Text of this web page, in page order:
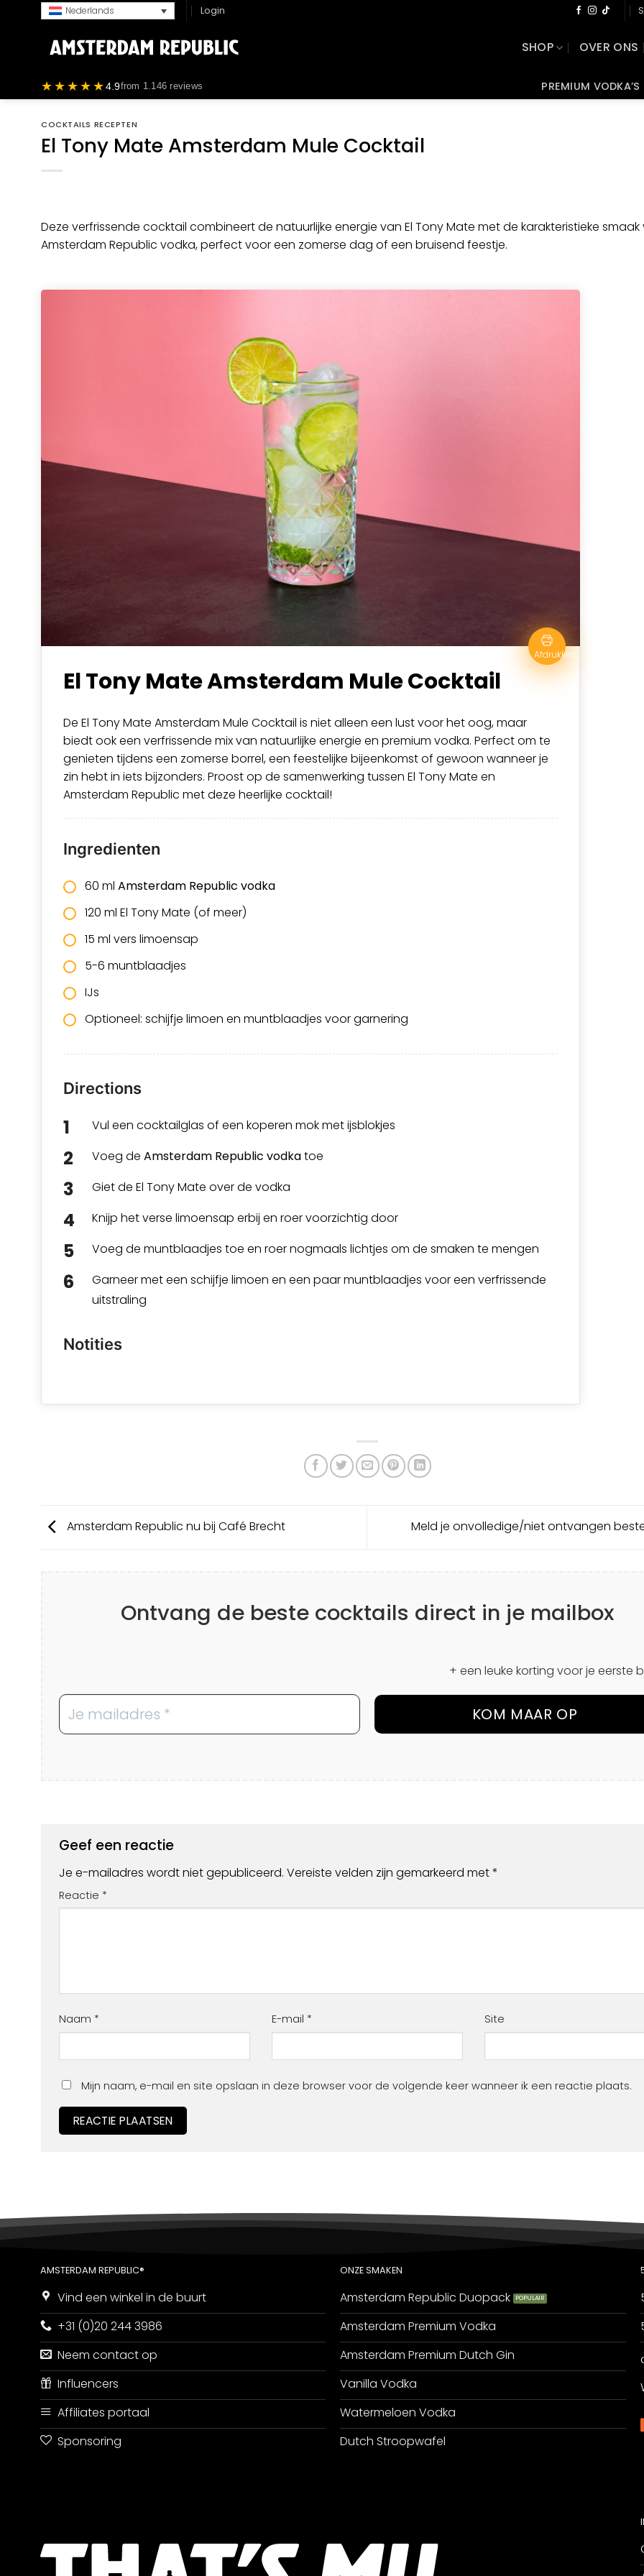
Nederlands Login
SHOP OVER ONS
★★★★★4.9from 1.146 reviews PREMIUM VODKA’S
COCKTAILS RECEPTEN
El Tony Mate Amsterdam Mule Cocktail
Deze verfrissende cocktail combineert de natuurlijke energie van El Tony Mate met de karakteristieke smaak
Amsterdam Republic vodka, perfect voor een zomerse dag of een bruisend feestje.
Afdrukken
El Tony Mate Amsterdam Mule Cocktail
De El Tony Mate Amsterdam Mule Cocktail is niet alleen een lust voor het oog, maar
biedt ook een verfrissende mix van natuurlijke energie en premium vodka. Perfect om te
genieten tijdens een zomerse borrel, een feestelijke bijeenkomst of gewoon wanneer je
zin hebt in iets bijzonders. Proost op de samenwerking tussen El Tony Mate en
Amsterdam Republic met deze heerlijke cocktail!
Ingredienten
60 ml Amsterdam Republic vodka
120 ml El Tony Mate (of meer)
15 ml vers limoensap
5-6 muntblaadjes
IJs
Optioneel: schijfje limoen en muntblaadjes voor garnering
Directions
Vul een cocktailglas of een koperen mok met ijsblokjes
Voeg de Amsterdam Republic vodkatoe
Giet de El Tony Mate over de vodka
Knijp het verse limoensap erbij en roer voorzichtig door
Voeg de muntblaadjes toe en roer nogmaals lichtjes om de smaken te mengen
Garneer met een schijfje limoen en een paar muntblaadjes voor een verfrissende
uitstraling
Notities
Amsterdam Republic nu bij Café Brecht Meld je onvolledige/niet ontvangen
Ontvang de beste cocktails direct in je mailbox
+ een leuke korting voor je eerste
Geef een reactie
Je e-mailadres wordt niet gepubliceerd. Vereiste velden zijn gemarkeerd met*
Reactie *
Naam * E-mail * Site
Mijn naam, e-mail en site opslaan in deze browser voor de volgende keer wanneer ik een reactie plaats.
AMSTERDAM REPUBLIC®
Vind een winkel in de buurt
+31 (0)20 244 3986
Neem contact op
Influencers
Affiliates portaal
Sponsoring
ONZE SMAKEN
Amsterdam Republic Duopack
Amsterdam Premium Vodka
Amsterdam Premium Dutch Gin
Vanilla Vodka
Watermeloen Vodka
Dutch Stroopwafel